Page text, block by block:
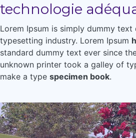
technologie
Lorem Ipsum is simply dummy
typesetting industry. Lorem Ipsum
standard dummy text ever since
unknown printer took a galley of
make a type specimen book.